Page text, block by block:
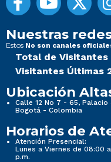
Nuestras
Estos No son canales
Total de Visitantes
Visitantes Últimas
Ubicación
Calle 12 No 7 - 65,
Bogotá - Colombia
Horarios de
Atención Presencial:
Lunes a Viernes de 08:00
p.m.